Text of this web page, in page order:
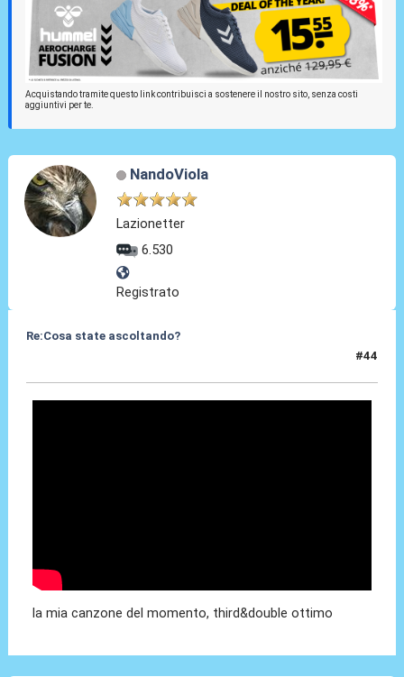
Acquistando tramite questo link contribuisci a sostenere il nostro sito, senza costi
aggiuntivi per te.
NandoViola
Lazionetter
6.530
Registrato
Re:Cosa state ascoltando?
#44
la mia canzone del momento, third&double ottimo